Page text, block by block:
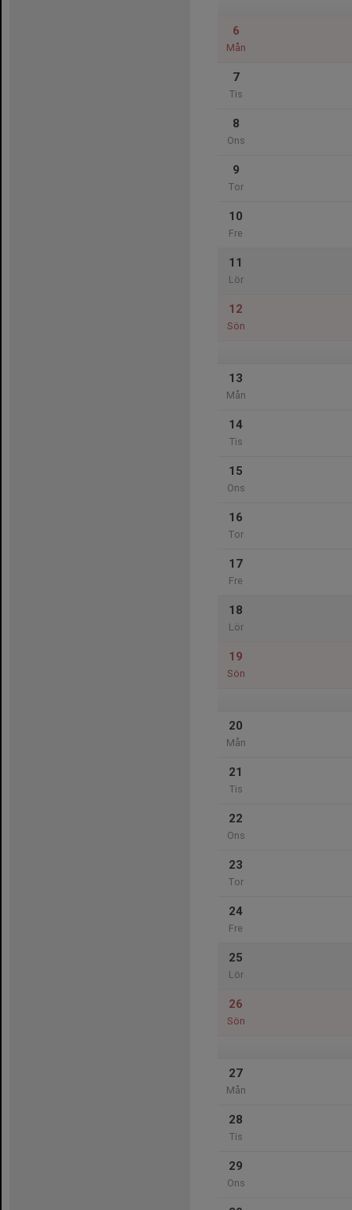
6
Mån
7
Tis
8
Ons
9
Tor
10
Fre
11
Lör
12
Sön
13
Mån
14
Tis
15
Ons
16
Tor
17
Fre
18
Lör
19
Sön
20
Mån
21
Tis
22
Ons
23
Tor
24
Fre
25
Lör
26
Sön
27
Mån
28
Tis
29
Ons